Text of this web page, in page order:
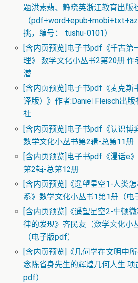
题洪素翡、静晓英浙江教育出版
（
挑，编号： tushu-0101）
[含内页预览]电子书pdf《千古第
理》 数学文化小丛书2第20册 作
潜
[含内页预览]电子书pdf《麦克斯
译版）》作者:Daniel Fleisch出版
社
[含内页预览]电子书pdf《认识博
数学文化小丛书第2辑-总第11册
[含内页预览]电子书pdf《漫话e
第2辑-总第12册
[含内页预览]《遥望星空1-人类
系》数学文化小丛书1第1册（电
[含内页预览]《遥望星空2-牛顿
律的发现》齐民友（数学文化小
（电子版pdf）
[含内页预览]《几何学在文明中
念陈省身先生的辉煌几何人生 项
pdf）